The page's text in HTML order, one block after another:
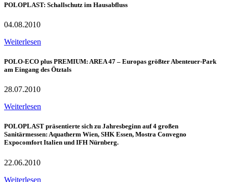
POLOPLAST: Schallschutz im Hausabfluss
04.08.2010
Weiterlesen
POLO-ECO plus PREMIUM: AREA 47 – Europas größter Abenteuer-Park
am Eingang des Ötztals
28.07.2010
Weiterlesen
POLOPLAST präsentierte sich zu Jahresbeginn auf 4 großen
Sanitärmessen: Aquatherm Wien, SHK Essen, Mostra Convegno
Expocomfort Italien und IFH Nürnberg.
22.06.2010
Weiterlesen